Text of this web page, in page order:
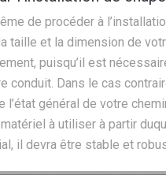
de procéder à
taille et la dimension de
puisqu’il est
conduit. Dans le cas
l’état général de votre
à utiliser à partir
il devra être stable et